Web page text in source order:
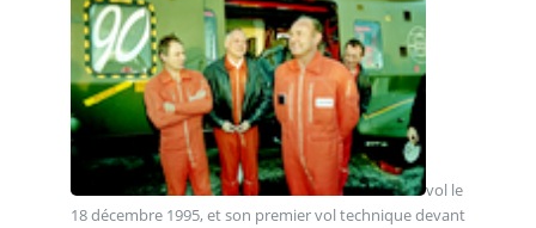
vol le
18 décembre 1995, et son premier vol technique devant